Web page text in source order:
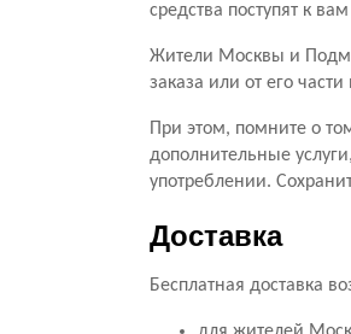
средства поступят к
Жители Москвы и
заказа или от его
При этом, помните о
дополнительные
употреблении.
Доставка
Бесплатная доставка